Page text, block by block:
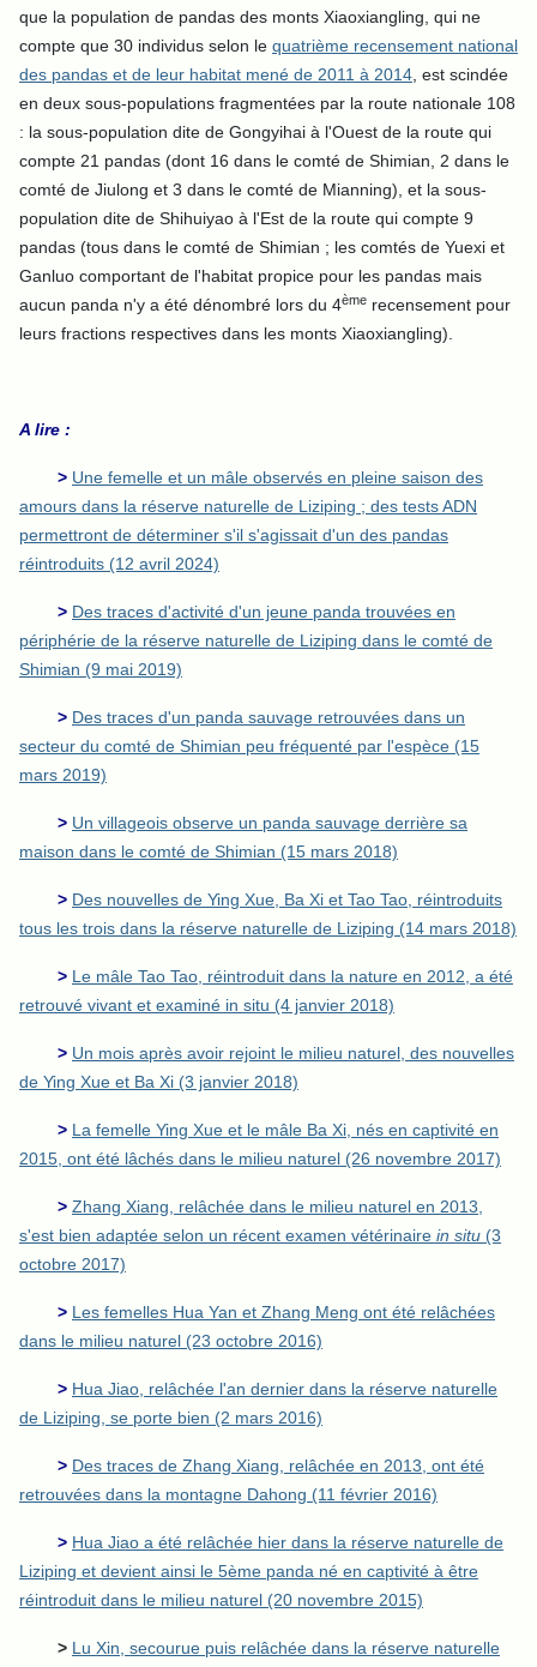
que la population de pandas des monts Xiaoxiangling, qui ne
compte que 30 individus selon le quatrième recensement national
des pandas et de leur habitat mené de 2011 à 2014, est scindée
en deux sous-populations fragmentées par la route nationale 108
: la sous-population dite de Gongyihai à l'Ouest de la route qui
compte 21 pandas (dont 16 dans le comté de Shimian, 2 dans le
comté de Jiulong et 3 dans le comté de Mianning), et la sous-
population dite de Shihuiyao à l'Est de la route qui compte 9
pandas (tous dans le comté de Shimian ; les comtés de Yuexi et
Ganluo comportant de l'habitat propice pour les pandas mais
aucun panda n'y a été dénombré lors du 4ème recensement pour
leurs fractions respectives dans les monts Xiaoxiangling).
A lire :
> Une femelle et un mâle observés en pleine saison des
amours dans la réserve naturelle de Liziping ; des tests ADN
permettront de déterminer s'il s'agissait d'un des pandas
réintroduits (12 avril 2024)
> Des traces d'activité d'un jeune panda trouvées en
périphérie de la réserve naturelle de Liziping dans le comté de
Shimian (9 mai 2019)
> Des traces d'un panda sauvage retrouvées dans un
secteur du comté de Shimian peu fréquenté par l'espèce (15
mars 2019)
> Un villageois observe un panda sauvage derrière sa
maison dans le comté de Shimian (15 mars 2018)
> Des nouvelles de Ying Xue, Ba Xi et Tao Tao, réintroduits
tous les trois dans la réserve naturelle de Liziping (14 mars 2018)
> Le mâle Tao Tao, réintroduit dans la nature en 2012, a été
retrouvé vivant et examiné in situ (4 janvier 2018)
> Un mois après avoir rejoint le milieu naturel, des nouvelles
de Ying Xue et Ba Xi (3 janvier 2018)
> La femelle Ying Xue et le mâle Ba Xi, nés en captivité en
2015, ont été lâchés dans le milieu naturel (26 novembre 2017)
> Zhang Xiang, relâchée dans le milieu naturel en 2013,
s'est bien adaptée selon un récent examen vétérinaire in situ (3
octobre 2017)
> Les femelles Hua Yan et Zhang Meng ont été relâchées
dans le milieu naturel (23 octobre 2016)
> Hua Jiao, relâchée l'an dernier dans la réserve naturelle
de Liziping, se porte bien (2 mars 2016)
> Des traces de Zhang Xiang, relâchée en 2013, ont été
retrouvées dans la montagne Dahong (11 février 2016)
> Hua Jiao a été relâchée hier dans la réserve naturelle de
Liziping et devient ainsi le 5ème panda né en captivité à être
réintroduit dans le milieu naturel (20 novembre 2015)
> Lu Xin, secourue puis relâchée dans la réserve naturelle